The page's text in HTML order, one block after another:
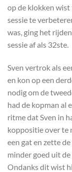
op de klokken wist
sessie te
was, ging het
sessie af als 32ste.
Sven vertrok als
en kon op een
nodig om de
had de kopman al
ritme dat Sven in
koppositie over te
een gat en zette
minder goed uit de
Ondanks dit wist